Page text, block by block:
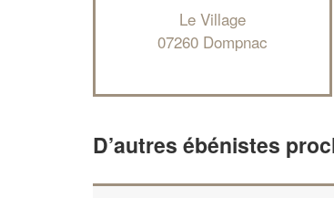
Le Village
07260 Dompnac
D’autres ébénistes